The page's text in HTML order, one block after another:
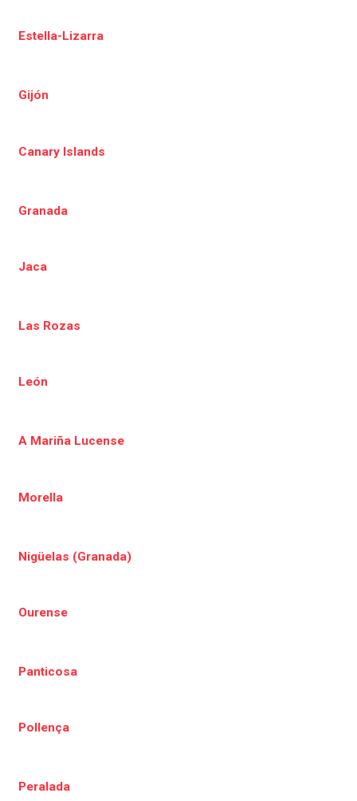
Estella-Lizarra
Gijón
Canary Islands
Granada
Jaca
Las Rozas
León
A Mariña Lucense
Morella
Nigüelas (Granada)
Ourense
Panticosa
Pollença
Peralada